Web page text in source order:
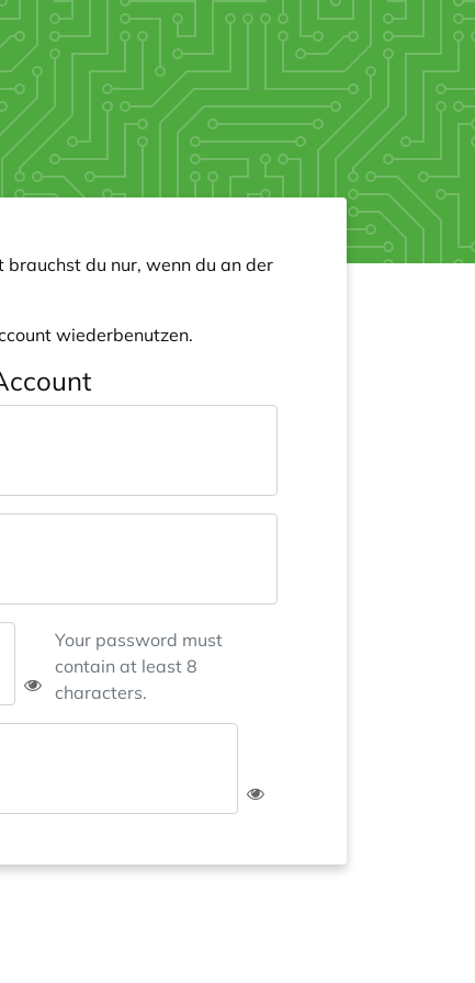
brauchst du nur, wenn du an der
wiederbenutzen.
Your password must
contain at least 8
characters.